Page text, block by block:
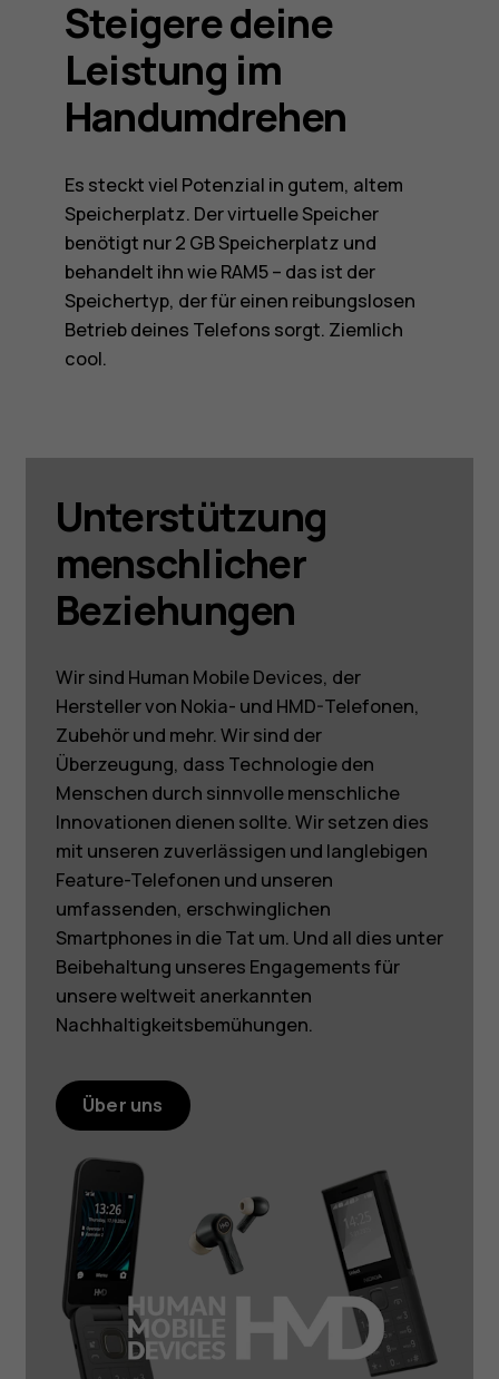
Steigere deine
Leistung im
Handumdrehen
Es steckt viel Potenzial in gutem, altem
Speicherplatz. Der virtuelle Speicher
benötigt nur 2 GB Speicherplatz und
behandelt ihn wie RAM5 – das ist der
Speichertyp, der für einen reibungslosen
Betrieb deines Telefons sorgt. Ziemlich
cool.
Unterstützung
menschlicher
Beziehungen
Wir sind Human Mobile Devices, der
Hersteller von Nokia- und HMD-Telefonen,
Zubehör und mehr. Wir sind der
Überzeugung, dass Technologie den
Menschen durch sinnvolle menschliche
Innovationen dienen sollte. Wir setzen dies
mit unseren zuverlässigen und langlebigen
Feature-Telefonen und unseren
umfassenden, erschwinglichen
Smartphones in die Tat um. Und all dies unter
Beibehaltung unseres Engagements für
unsere weltweit anerkannten
Nachhaltigkeitsbemühungen.
Über uns